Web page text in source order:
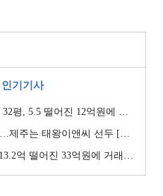
기기사
어진 12억원에 거래 [일일 하락가]
앤씨 선두 [이 지역 분양왕-강원·제주]
어진 33억원에 거래 [일일 하락가]